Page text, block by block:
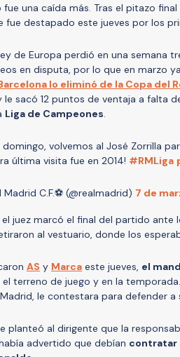
fue una caída más. Tras el pitazo final
fue destapado este jueves por los
de Europa perdió en una semana
en disputa, por lo que en marzo
lo eliminó de la Copa del
le sacó 12 puntos de ventaja a falta
Liga de Campeones.
domingo, volvemos al José Zorrilla
última visita fue en 2014! #RMLiga
Madrid C.F.⚽ (@realmadrid) 7 de
el juez marcó el final del partido
al vestuario, donde los
AS y Marca este jueves, el
terreno de juego y en la
le contestara para defender a
planteó al dirigente que la
advertido que debían contratar